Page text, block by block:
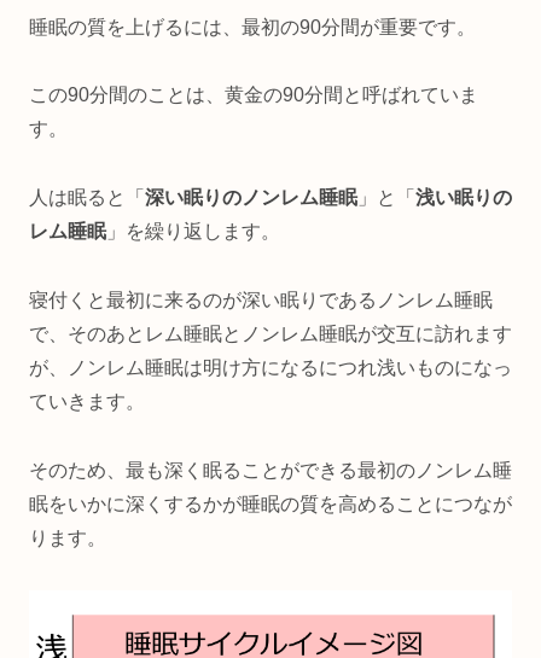
睡眠の質を上げるには、最初の90分間が重要です。
この90分間のことは、黄金の90分間と呼ばれていま
す。
人は眠ると「 深い眠りのノンレム睡眠」と「 浅い眠りの
レム睡眠」を繰り返します。
寝付くと最初に来るのが深い眠りであるノンレム睡眠
で、そのあとレム睡眠とノンレム睡眠が交互に訪れます
が、ノンレム睡眠は明け方になるにつれ浅いものになっ
ていきます。
そのため、最も深く眠ることができる最初のノンレム睡
眠をいかに深くするかが睡眠の質を高めることにつなが
ります。